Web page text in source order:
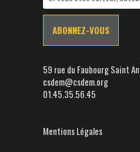
59 rue du Faubourg Saint
csdem@csdem.org
01.45.35.56.45
Mentions Légales